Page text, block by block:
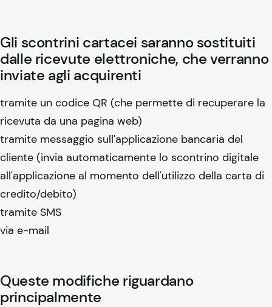
Gli scontrini cartacei saranno sostituiti
dalle ricevute elettroniche, che verranno
inviate agli acquirenti
tramite un codice QR (che permette di recuperare la
ricevuta da una pagina web)
tramite messaggio sull'applicazione bancaria del
cliente (invia automaticamente lo scontrino digitale
all'applicazione al momento dell'utilizzo della carta di
credito/debito)
tramite SMS
via e-mail
Queste modifiche riguardano
principalmente